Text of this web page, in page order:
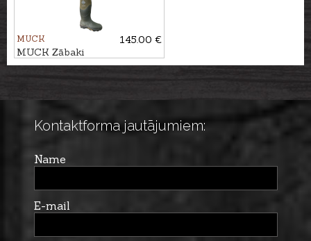
MUCK
145.00 €
MUCK Zābaki
MUCKMASTER
Kontaktforma jautājumiem:
Name
E-mail